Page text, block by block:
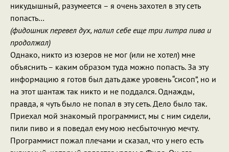
никудышный, разумеется – я очень захотел в эту сеть
попасть…
(фидошник перевел дух, налил себе еще три литра пива и
продолжал)
Однако, никто из юзеров не мог (или не хотел) мне
объяснить – каким образом туда можно попасть. За эту
информацию я готов был дать даже уровень “сисоп”, но и
на этот шантаж так никто и не поддался. Однажды,
правда, я чуть было не попал в эту сеть. Дело было так.
Приехал мой знакомый программист, мы с ним сидели,
пили пиво и я поведал ему мою несбыточную мечту.
Программист пожал плечами и сказал, что у него есть